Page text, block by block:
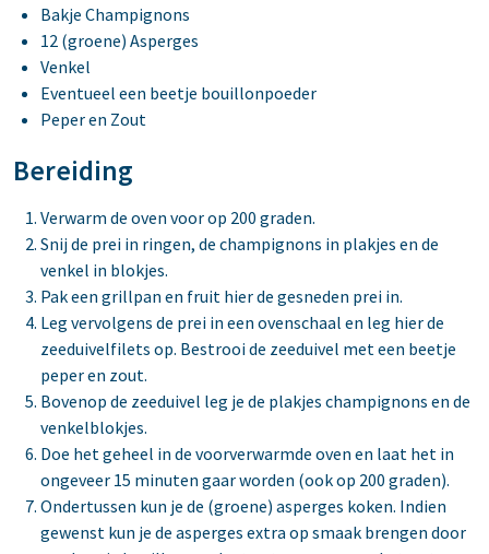
Bakje Champignons
12 (groene) Asperges
Venkel
Eventueel een beetje bouillonpoeder
Peper en Zout
Bereiding
Verwarm de oven voor op 200 graden.
Snij de prei in ringen, de champignons in plakjes en de
venkel in blokjes.
Pak een grillpan en fruit hier de gesneden prei in.
Leg vervolgens de prei in een ovenschaal en leg hier de
zeeduivelfilets op. Bestrooi de zeeduivel met een beetje
peper en zout.
Bovenop de zeeduivel leg je de plakjes champignons en de
venkelblokjes.
Doe het geheel in de voorverwarmde oven en laat het in
ongeveer 15 minuten gaar worden (ook op 200 graden).
Ondertussen kun je de (groene) asperges koken. Indien
gewenst kun je de asperges extra op smaak brengen door